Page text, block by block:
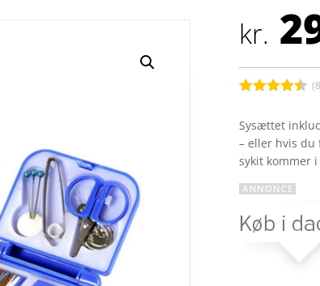
kr.
ud af 5
baseret
kundebedø
mmelser
(
Sysættet
– eller hvis du
sykit kommer